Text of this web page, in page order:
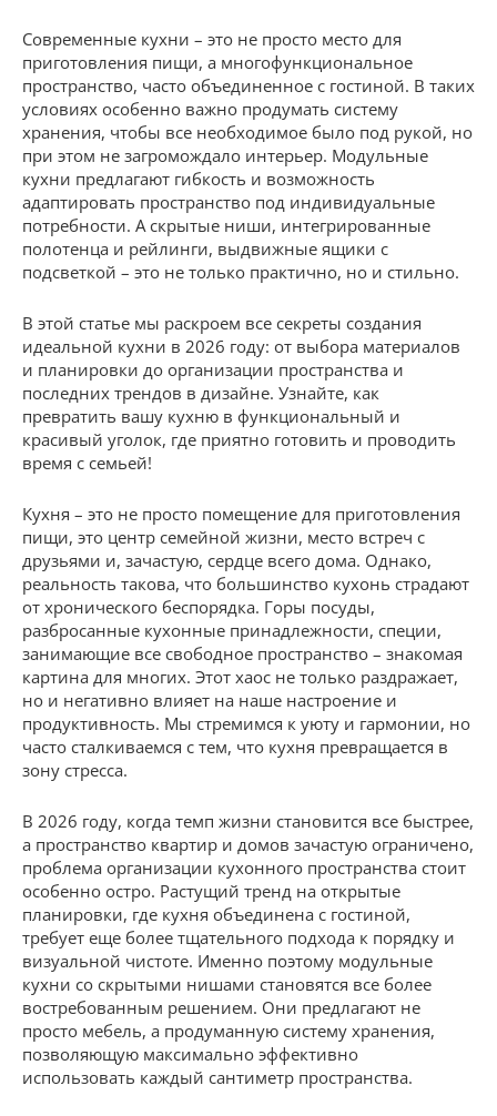
Современные кухни – это не просто место для
приготовления пищи, а многофункциональное
пространство, часто объединенное с гостиной. В таких
условиях особенно важно продумать систему
хранения, чтобы все необходимое было под рукой, но
при этом не загромождало интерьер. Модульные
кухни предлагают гибкость и возможность
адаптировать пространство под индивидуальные
потребности. А скрытые ниши, интегрированные
полотенца и рейлинги, выдвижные ящики с
подсветкой – это не только практично, но и стильно.
В этой статье мы раскроем все секреты создания
идеальной кухни в 2026 году: от выбора материалов
и планировки до организации пространства и
последних трендов в дизайне. Узнайте, как
превратить вашу кухню в функциональный и
красивый уголок, где приятно готовить и проводить
время с семьей!
Кухня – это не просто помещение для приготовления
пищи, это центр семейной жизни, место встреч с
друзьями и, зачастую, сердце всего дома. Однако,
реальность такова, что большинство кухонь страдают
от хронического беспорядка. Горы посуды,
разбросанные кухонные принадлежности, специи,
занимающие все свободное пространство – знакомая
картина для многих. Этот хаос не только раздражает,
но и негативно влияет на наше настроение и
продуктивность. Мы стремимся к уюту и гармонии, но
часто сталкиваемся с тем, что кухня превращается в
зону стресса.
В 2026 году, когда темп жизни становится все быстрее,
а пространство квартир и домов зачастую ограничено,
проблема организации кухонного пространства стоит
особенно остро. Растущий тренд на открытые
планировки, где кухня объединена с гостиной,
требует еще более тщательного подхода к порядку и
визуальной чистоте. Именно поэтому модульные
кухни со скрытыми нишами становятся все более
востребованным решением. Они предлагают не
просто мебель, а продуманную систему хранения,
позволяющую максимально эффективно
использовать каждый сантиметр пространства.